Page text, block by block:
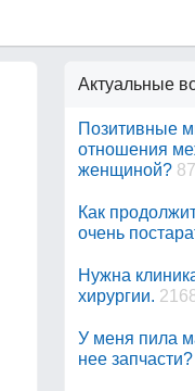
Актуальные
Позитивные
отношения
женщиной?
Как
очень
Нужна
хирургии.
У меня пила
нее запчасти?